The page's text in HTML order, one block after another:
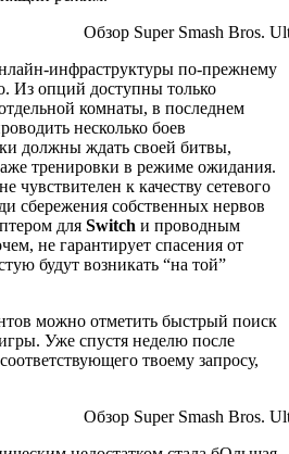
инфраструктуры по-прежнему
Из опций доступны только
комнаты, в последнем
несколько боев
должны ждать своей битвы,
тренировки в режиме ожидания.
чувствителен к качеству сетевого
сбережения собственных нервов
для Switch и проводным
не гарантирует спасения от
будут возникать “на той”
можно отметить быстрый поиск
Уже спустя неделю после
твоему запросу,